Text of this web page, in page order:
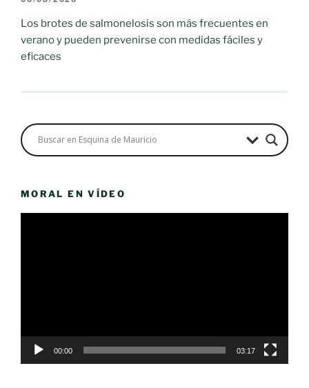
Los brotes de salmonelosis son más frecuentes en
verano y pueden prevenirse con medidas fáciles y
eficaces
MORAL EN VÍDEO
00:00 03:17